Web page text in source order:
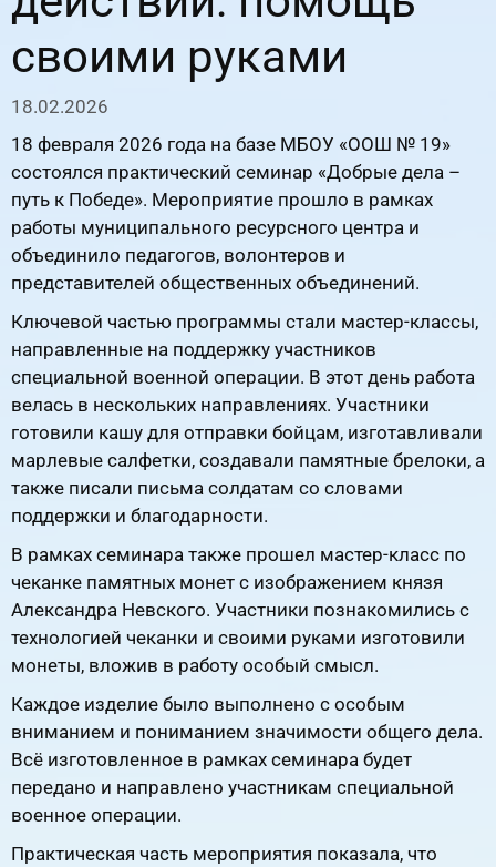
своими руками
18.02.2026
18 февраля 2026 года на базе МБОУ «ООШ № 19»
состоялся практический семинар «Добрые дела –
путь к Победе». Мероприятие прошло в рамках
работы муниципального ресурсного центра и
объединило педагогов, волонтеров и
представителей общественных объединений.
Ключевой частью программы стали мастер-классы,
направленные на поддержку участников
специальной военной операции. В этот день работа
велась в нескольких направлениях. Участники
готовили кашу для отправки бойцам, изготавливали
марлевые салфетки, создавали памятные брелоки, а
также писали письма солдатам со словами
поддержки и благодарности.
В рамках семинара также прошел мастер-класс по
чеканке памятных монет с изображением князя
Александра Невского. Участники познакомились с
технологией чеканки и своими руками изготовили
монеты, вложив в работу особый смысл.
Каждое изделие было выполнено с особым
вниманием и пониманием значимости общего дела.
Всё изготовленное в рамках семинара будет
передано и направлено участникам специальной
военное операции.
Практическая часть мероприятия показала, что